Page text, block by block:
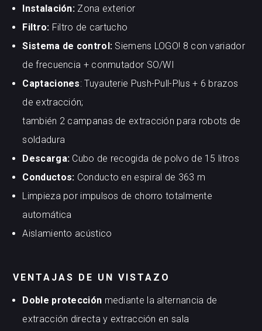
Instalación: Zona exterior
Filtro: Filtro de cartucho
Sistema de control: Siemens LOGO! 8 con variador
de frecuencia + conmutador SO/WI
Captaciones: Tuyauterie Push-Pull-Plus + 6 brazos
de extracción;
también 2 campanas de extracción para robots de
soldadura
Descarga: Cubo de recogida de polvo de 15 litros
Conductos: Conducto en espiral de 363 m
Limpieza por impulsos de chorro totalmente
automática
Aislamiento acústico
VENTAJAS DE UN VISTAZO
Doble protección mediante la alternancia de
extracción directa y extracción en sala